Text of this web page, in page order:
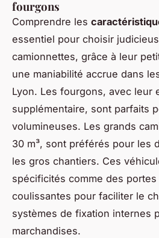
fourgons
Comprendre les
essentiel pour choisir
camionnettes, grâce à leur
une maniabilité accrue dans
Lyon. Les fourgons, avec leur
supplémentaire, sont parfaits
volumineuses. Les grands
30 m³, sont préférés pour les
les gros chantiers. Ces
spécificités comme des portes
coulissantes pour faciliter le
systèmes de fixation internes
marchandises.